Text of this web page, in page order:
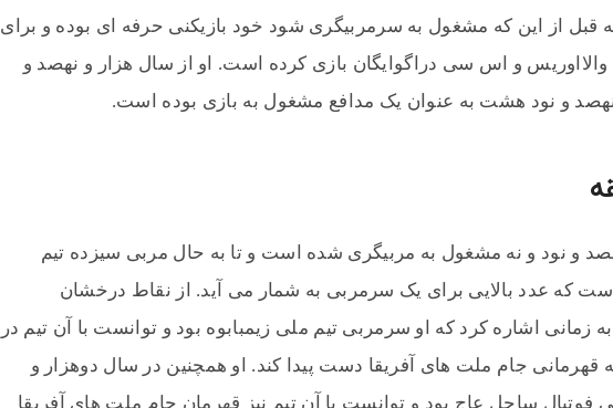
قبل از این که مشغول به سرمربیگری شود خود بازیکنی حرفه ای بوده و برای
والااوریس و اس سی دراگوایگان بازی کرده است. او از سال هزار و نهصد و
نهصد و نود هشت به عنوان یک مدافع مشغول به بازی بوده است.
و نود و نه مشغول به مربیگری شده است و تا به حال مربی سیزده تیم
که عدد بالایی برای یک سرمربی به شمار می آید. از نقاط درخشان
زمانی اشاره کرد که او سرمربی تیم ملی زیمبابوه بود و توانست با آن تیم در
قهرمانی جام ملت های آفریقا دست پیدا کند. او همچنین در سال دوهزار و
فوتبال ساحل عاج بود و توانست با آن تیم نیز قهرمان جام ملت های آفریقا